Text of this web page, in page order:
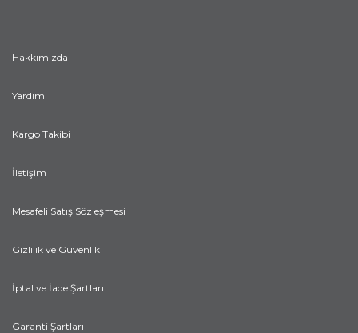
Hakkımızda
Yardım
Kargo Takibi
İletişim
Mesafeli Satış Sözleşmesi
Gizlilik ve Güvenlik
İptal ve İade Şartları
Garanti Şartları